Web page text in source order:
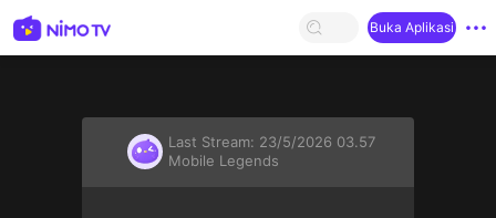
Buka Aplikasi
Last Stream: 23/5/2026 03.57
Mobile Legends